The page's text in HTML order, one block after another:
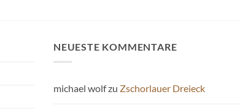
NEUESTE KOMMENTARE
michael wolfzu Zschorlauer Dreieck